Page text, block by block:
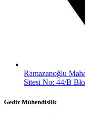
Ramazanoğlu
Sitesi No: 44/B
Gediz Mühendislik